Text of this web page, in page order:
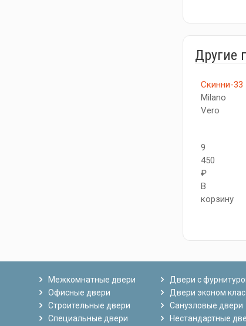
Другие
Скинни-33
Milano
Vero
9
450
₽
В
корзину
Межкомнатные двери
Офисные двери
Строительные двери
Специальные двери
Двери с
Двери эконом
Санузловые двери
Нестандартные